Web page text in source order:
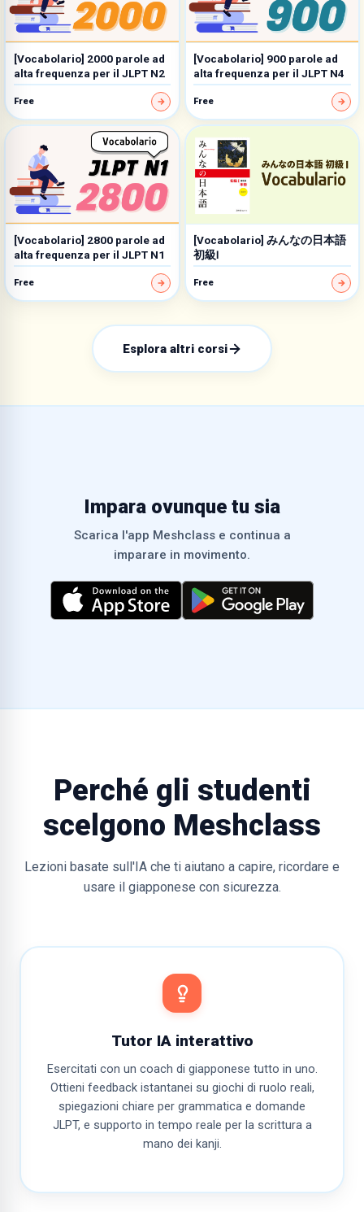
[Vocabolario] 2000 parole ad
alta frequenza per il JLPT N2
Free
[Vocabolario] 900 parole ad
alta frequenza per il JLPT N4
Free
[Vocabolario] 2800 parole ad
alta frequenza per il JLPT N1
Free
[Vocabolario] みんなの日本語
初級Ⅰ
Free
Esplora altri corsi
Impara ovunque tu sia
Scarica l'app Meshclass e continua a
imparare in movimento.
Perché gli studenti
scelgono Meshclass
Lezioni basate sull'IA che ti aiutano a capire, ricordare e
usare il giapponese con sicurezza.
Tutor IA interattivo
Esercitati con un coach di giapponese tutto in uno.
Ottieni feedback istantanei su giochi di ruolo reali,
spiegazioni chiare per grammatica e domande
JLPT, e supporto in tempo reale per la scrittura a
mano dei kanji.